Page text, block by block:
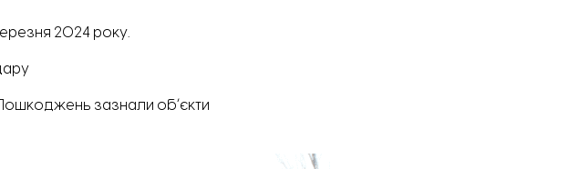
2024 року.
Пошкоджень зазнали обʼєкти